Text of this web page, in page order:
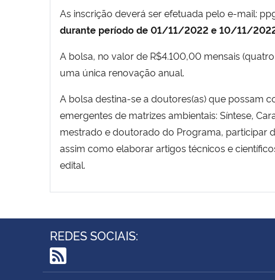
As inscrição deverá ser efetuada pelo e-mail:
durante período de 01/11/2022 e 10/11/
A bolsa, no valor de R$4.100,00 mensais
uma única renovação anual.
A bolsa destina-se a doutores(as) que possam
emergentes de matrizes ambientais: Síntese,
mestrado e doutorado do Programa, participar
assim como elaborar artigos técnicos e
edital.
REDES SOCIAIS:
RSS